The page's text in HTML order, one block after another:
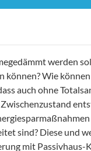
werden
können? Wie
auch ohne
sind? Diese und
mit Passivhaus-